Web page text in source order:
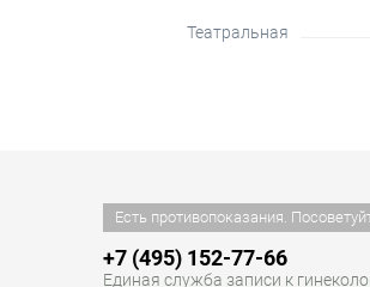
Театральная
Есть противопоказания.
+7 (495) 152-77-66
Единая служба записи к